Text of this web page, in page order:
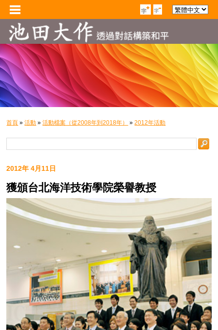
首頁 »活動 »活動檔案（從2008年到2018年） »2012年活動
2012年 4月11日
獲頒台北海洋技術學院榮譽教授